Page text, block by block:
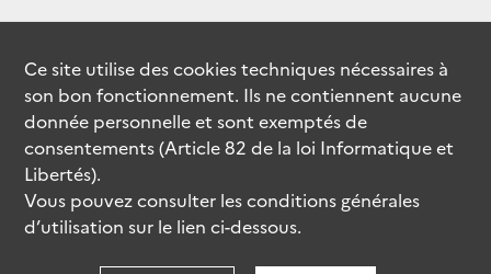
Ce site utilise descookiestechniques nécessaires à
son bon fonctionnement. Ils ne contiennent aucune
donnée personnelle et sont exemptés de
consentements (Article 82 de la loi Informatique et
Libertés).
Vous pouvez consulter les conditions générales
d’utilisation sur le lien ci-dessous.